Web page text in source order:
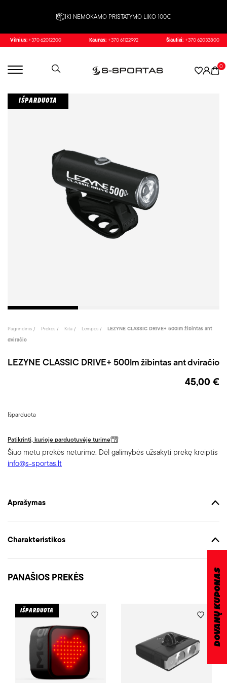
IKI NEMOKAMO PRISTATYMO LIKO 100€
Vilnius: +370 62012300 Kaunas: +370 61122992 Šiauliai: +370 62033800
0
IŠPARDUOTA
Pagrindinis Prekės Kita Lempos
LEZYNE CLASSIC DRIVE+ 500lm žibintas ant
dviračio
LEZYNE CLASSIC DRIVE+ 500lm žibintas ant dviračio
45,00 €
Išparduota
Patikrinti, kurioje parduotuvėje turime
Šiuo metu prekės neturime. Dėl galimybės užsakyti prekę kreiptis
info@s-sportas.lt
Aprašymas
Charakteristikos
PANAŠIOS PREKĖS
IŠPARDUOTA DOVANŲ KUPONAS